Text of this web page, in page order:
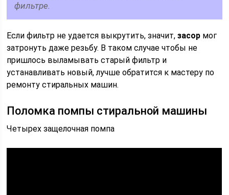
фильтре.
Если фильтр не удается выкрутить, значит,засор мог
затронуть даже резьбу. В таком случае чтобы не
пришлось выламывать старый фильтр и
устанавливать новый, лучше обратится к мастеру по
ремонту стиральных машин.
Поломка помпы стиральной машины
Четырех защелочная помпа